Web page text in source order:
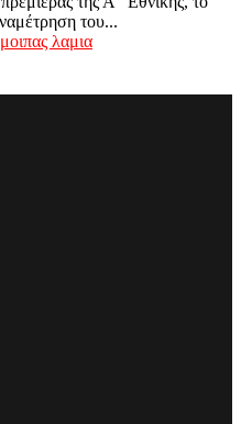
του...
πας λαμια